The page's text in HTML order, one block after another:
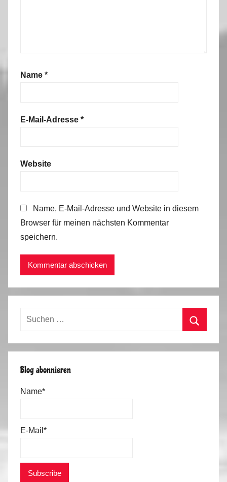
Name *
E-Mail-Adresse *
Website
Name, E-Mail-Adresse und Website in diesem
Browser für meinen nächsten Kommentar
speichern.
Suchen
Blog abonnieren
Name*
E-Mail*